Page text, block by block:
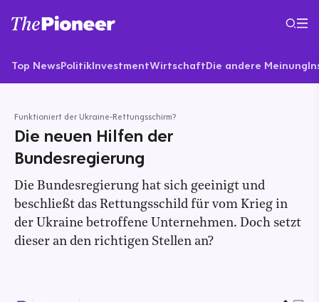
Top NewsPolitikInvestmentWirtschaftDie andere Meinung
Funktioniert der Ukraine-Rettungsschirm?
Die neuen Hilfen der
Bundesregierung
Die Bundesregierung hat sich geeinigt und
beschließt das Rettungsschild für vom Krieg in
der Ukraine betroffene Unternehmen. Doch setzt
dieser an den richtigen Stellen an?